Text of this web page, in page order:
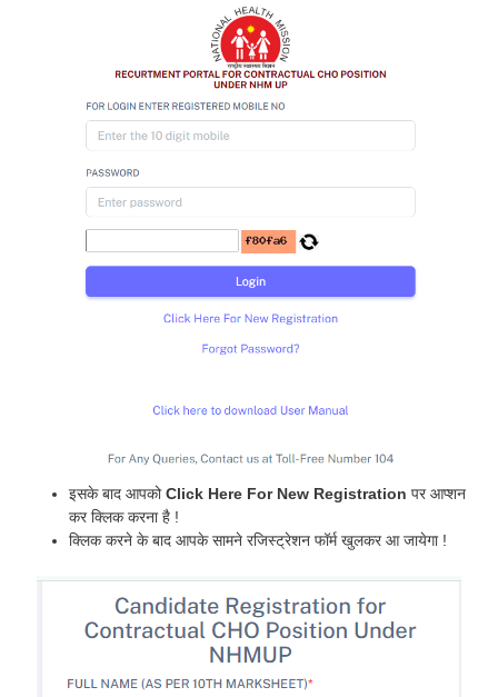
इसके बाद आपकोClick Here For New Registration पर आप्शन
कर क्लिक करना है !
क्लिक करने के बाद आपके सामने रजिस्ट्रेशन फॉर्म खुलकर आ जायेगा !